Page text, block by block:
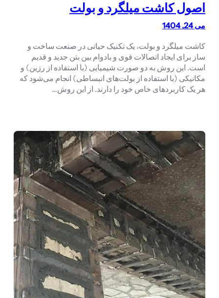
اصول کاشت میلگرد و بولت
می 24, 1404
کاشت میلگرد و بولت، یک تکنیک حیاتی در صنعت ساخت و
ساز برای ایجاد اتصالات قوی و بادوام بین بتن جدید و قدیم
است. این روش به دو صورت شیمیایی (با استفاده از رزین) و
مکانیکی (با استفاده از بولت‌های انبساطی) انجام می‌شود که
هر یک کاربردهای خاص خود را دارند. از این روش…